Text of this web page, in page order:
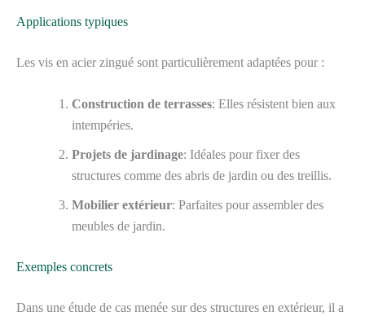
Applications typiques
Les vis en acier zingué sont particulièrement adaptées pour :
Construction de terrasses: Elles résistent bien aux
intempéries.
Projets de jardinage: Idéales pour fixer des
structures comme des abris de jardin ou des treillis.
Mobilier extérieur: Parfaites pour assembler des
meubles de jardin.
Exemples concrets
Dans une étude de cas menée sur des structures en extérieur, il a